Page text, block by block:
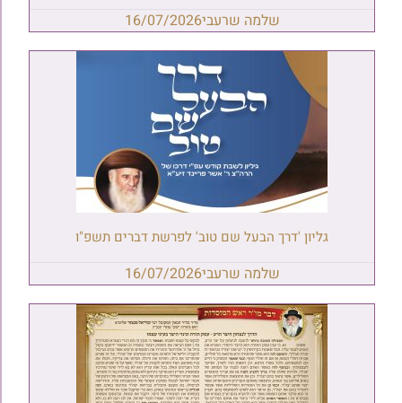
שלמה שרעבי16/07/2026
גליון 'דרך הבעל שם טוב' לפרשת דברים תשפ"ו
שלמה שרעבי16/07/2026